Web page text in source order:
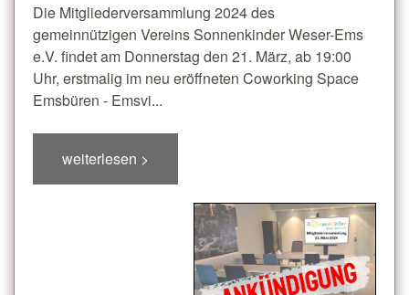
Die Mitgliederversammlung 2024 des
gemeinnützigen Vereins Sonnenkinder Weser-Ems
e.V. findet am Donnerstag den 21. März, ab 19:00
Uhr, erstmalig im neu eröffneten Coworking Space
Emsbüren - Emsvi...
weiterlesen >